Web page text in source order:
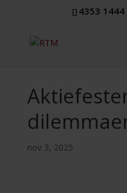
4353 1444
nov 3, 2025